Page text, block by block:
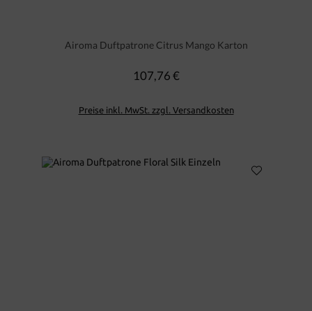
Airoma Duftpatrone Citrus Mango Karton
Regulärer Preis:
107,76 €
Preise inkl. MwSt. zzgl. Versandkosten